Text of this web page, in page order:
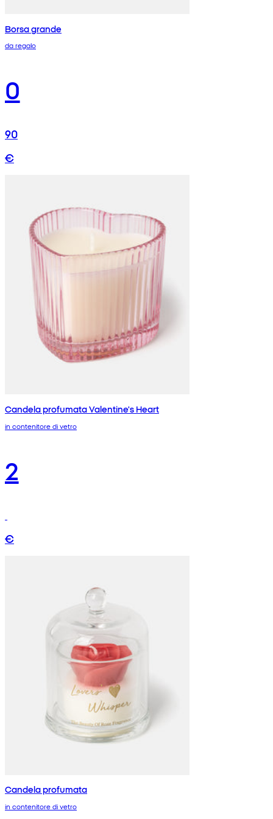
Borsa grande
da regalo
0
90
€
Candela profumata Valentine's Heart
in contenitore di vetro
2
€
Candela profumata
in contenitore di vetro